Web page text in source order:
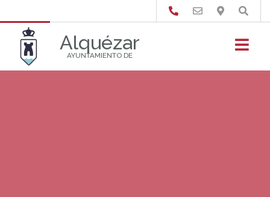
Alquézar
AYUNTAMIENTO DE
Buscar